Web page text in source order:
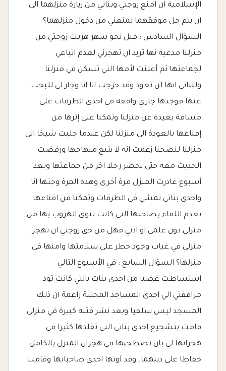
الإسلامية ان امنع زوجتي وبناتي من زيارة منزلهما الى
ان يتم حل موفقهما بمنعني من دخول منزلهما؟
السؤال السادس : قبل نحو شهر هربت زوجتي من
منزلنا مدعية نها تريد ان تهجرني لعدم اتباعي
لجماعتها ثم أعلنت لأمها التي تسكن في منزلنا
ولبناتي انها لن تعود وقد خرجت انا انا وجار لي للبحث
عنها فوجدها جاري واقفة في احدى الطرقات على
مسافة بعيدة عن منزلنا وتمكنا على إثرها من
إقناعها بالعودة الى منزلنا لكن عندما جلبت شيخا الى
منزلنا لنصحنا زعمت انه لا يتبع منهاجها ورفضت
الحديث معه حتى يحضر رجلا اخر من جماعتها وبعد
أسبوع غادرت المنزل مرة أخرى وهذه المرة وجتها انا
واحدى بناتي تمشي في الطرقات وتمكنا من اقناعها
بعدم اللقاء بصاحتها التي كانت تنوي الهروب بها من
منزلي دون علمي او اذني فهل من حق زوجتي ان تهجر
منزلي في غياب وجود خطر على سلامتها وامنها في
منزلها؟ السؤال السابع : في الأسبوع التالي
استشاطت غضبا من احدى بنات يالتي كانت تود
مرافقتي الي احدى المساجد المحلية زاعمة ان ذلك
المسجد ليس سلفيا وبعد نشر فتنة كبيرة في منزلي
قامت بتشجيع احدى بناتي التي تقلدها كثيرا في
هجرانها لي بان تصطحبها في هجران المنزل بالكامل
حفاظا على دينهما. وقد آوتها احدى صاحباتها وقامت